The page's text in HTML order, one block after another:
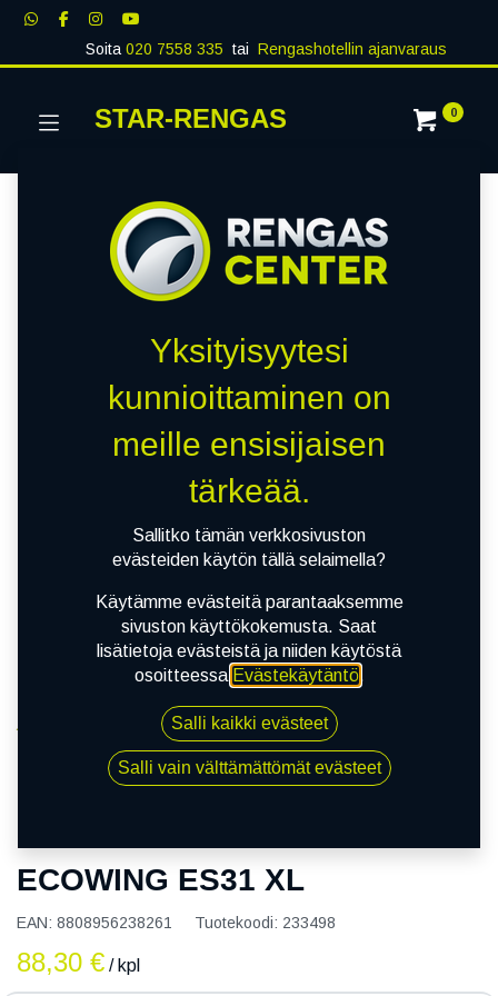
Soita020 7558 335 tai Rengashotellin ajanvaraus
STAR-RENGAS 0
175/70R14 88T KUMHO ECOWING ES31 XL
ECOWING ES31 XL
EAN: 8808956238261 Tuotekoodi: 233498
88,30 € / kpl
Yksityisyytesi
kunnioittaminen on
meille ensisijaisen
tärkeää.
Sallitko tämän verkkosivuston
evästeiden käytön tällä selaimella?
Käytämme evästeitä parantaaksemme
sivuston käyttökokemusta. Saat
lisätietoja evästeistä ja niiden käytöstä
osoitteessa Evästekäytäntö.
Salli kaikki evästeet
Salli vain välttämättömät evästeet